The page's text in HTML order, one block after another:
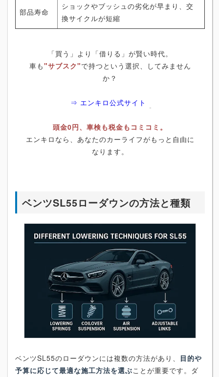
部品寿命
ショックやブッシュの劣化が早まり、交
換サイクルが短縮
「買う」より「借りる」が賢い時代。
車も"サブスク"で持つという選択、してみません
か？
⇒ エンキロ公式サイト
頭金0円、車検も税金もコミコミ。
エンキロなら、あなたのカーライフがもっと自由に
なります。
ベンツSL55ローダウンの方法と種類
ベンツSL55のローダウンには複数の方法があり、 目的や
予算に応じて最適な施工方法を選ぶことが重要です。ダ